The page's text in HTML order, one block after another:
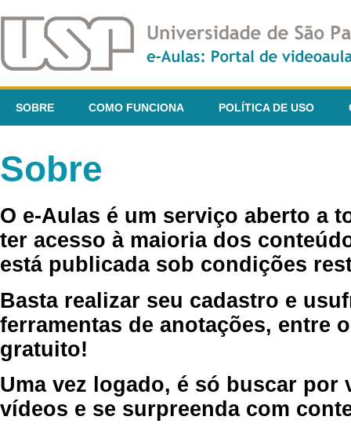
SOBRE COMO FUNCIONA POLÍTICA DE USO
Sobre
O e-Aulas é um serviço aberto a
ter acesso à maioria dos
está publicada sob condições
Basta realizar seu cadastro e
ferramentas de anotações, entre
gratuito!
Uma vez logado, é só buscar por
vídeos e se surpreenda com